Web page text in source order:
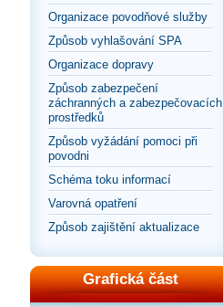
Organizace povodňové služby
Způsob vyhlašování SPA
Organizace dopravy
Způsob zabezpečení
záchranných a zabezpečovacích
prostředků
Způsob vyžádání pomoci při
povodni
Schéma toku informací
Varovná opatření
Způsob zajištění aktualizace
Grafická část